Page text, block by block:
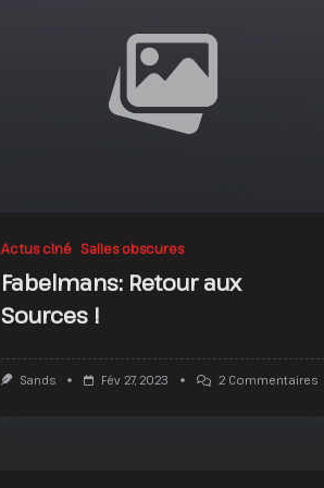
Actus ciné Salles obscures
Fabelmans: Retour aux
Sources !
Sands Fév 27, 2023 2 Commentaires